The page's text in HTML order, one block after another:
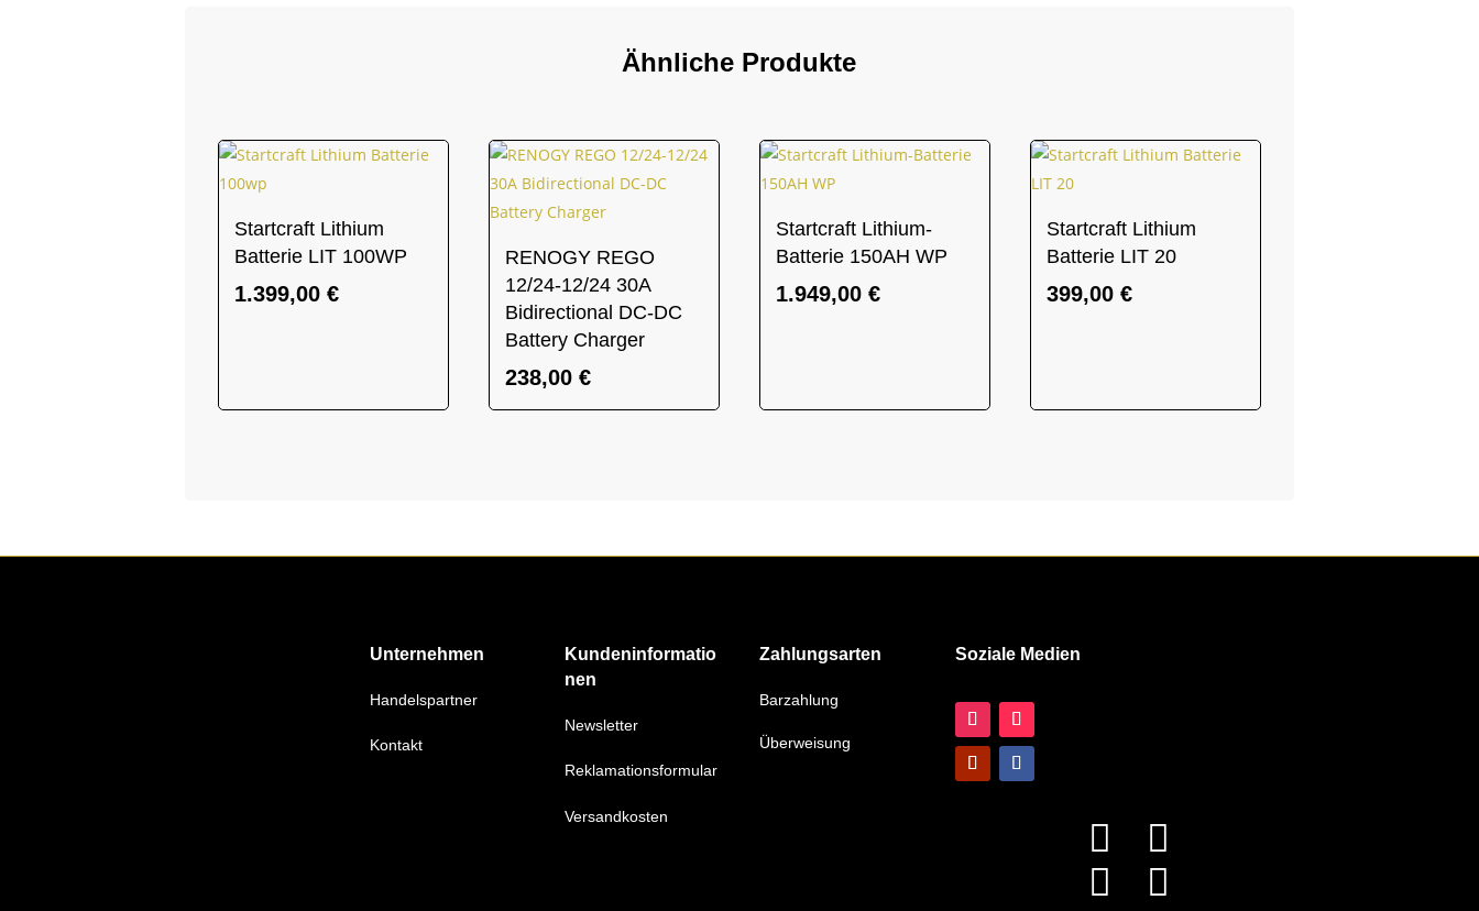
Ähnliche Produkte
Startcraft Lithium
Batterie LIT 100WP
1.399,00€
RENOGY REGO
12/24-12/24 30A
Bidirectional DC-DC
Battery Charger
238,00€
Startcraft Lithium-
Batterie 150AH WP
1.949,00 €
Startcraft Lithium
Batterie LIT 20
399,00 €
Unternehmen
Handelspartner
Kontakt
Kundeninformatio
nen
Newsletter
Reklamationsformular
Versandkosten
Zahlungsarten
Barzahlung
Überweisung
Soziale Medien



